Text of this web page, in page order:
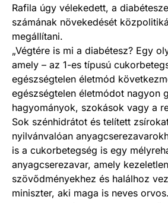
Rafila úgy vélekedett, a
számának növekedését
megállítani.
„Végtére is mi a diabétesz? Egy
amely – az 1-es típusú
egészségtelen életmód
egészségtelen életmódot nagyon
hagyományok, szokások vagy a
Sok szénhidrátot és telített
nyilvánvalóan
is a cukorbetegség is egy
anyagcserezavar, amely
szövődményekhez és halálhoz
miniszter, aki maga is neves orvos.